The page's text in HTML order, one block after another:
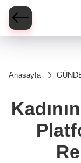
Anasayfa